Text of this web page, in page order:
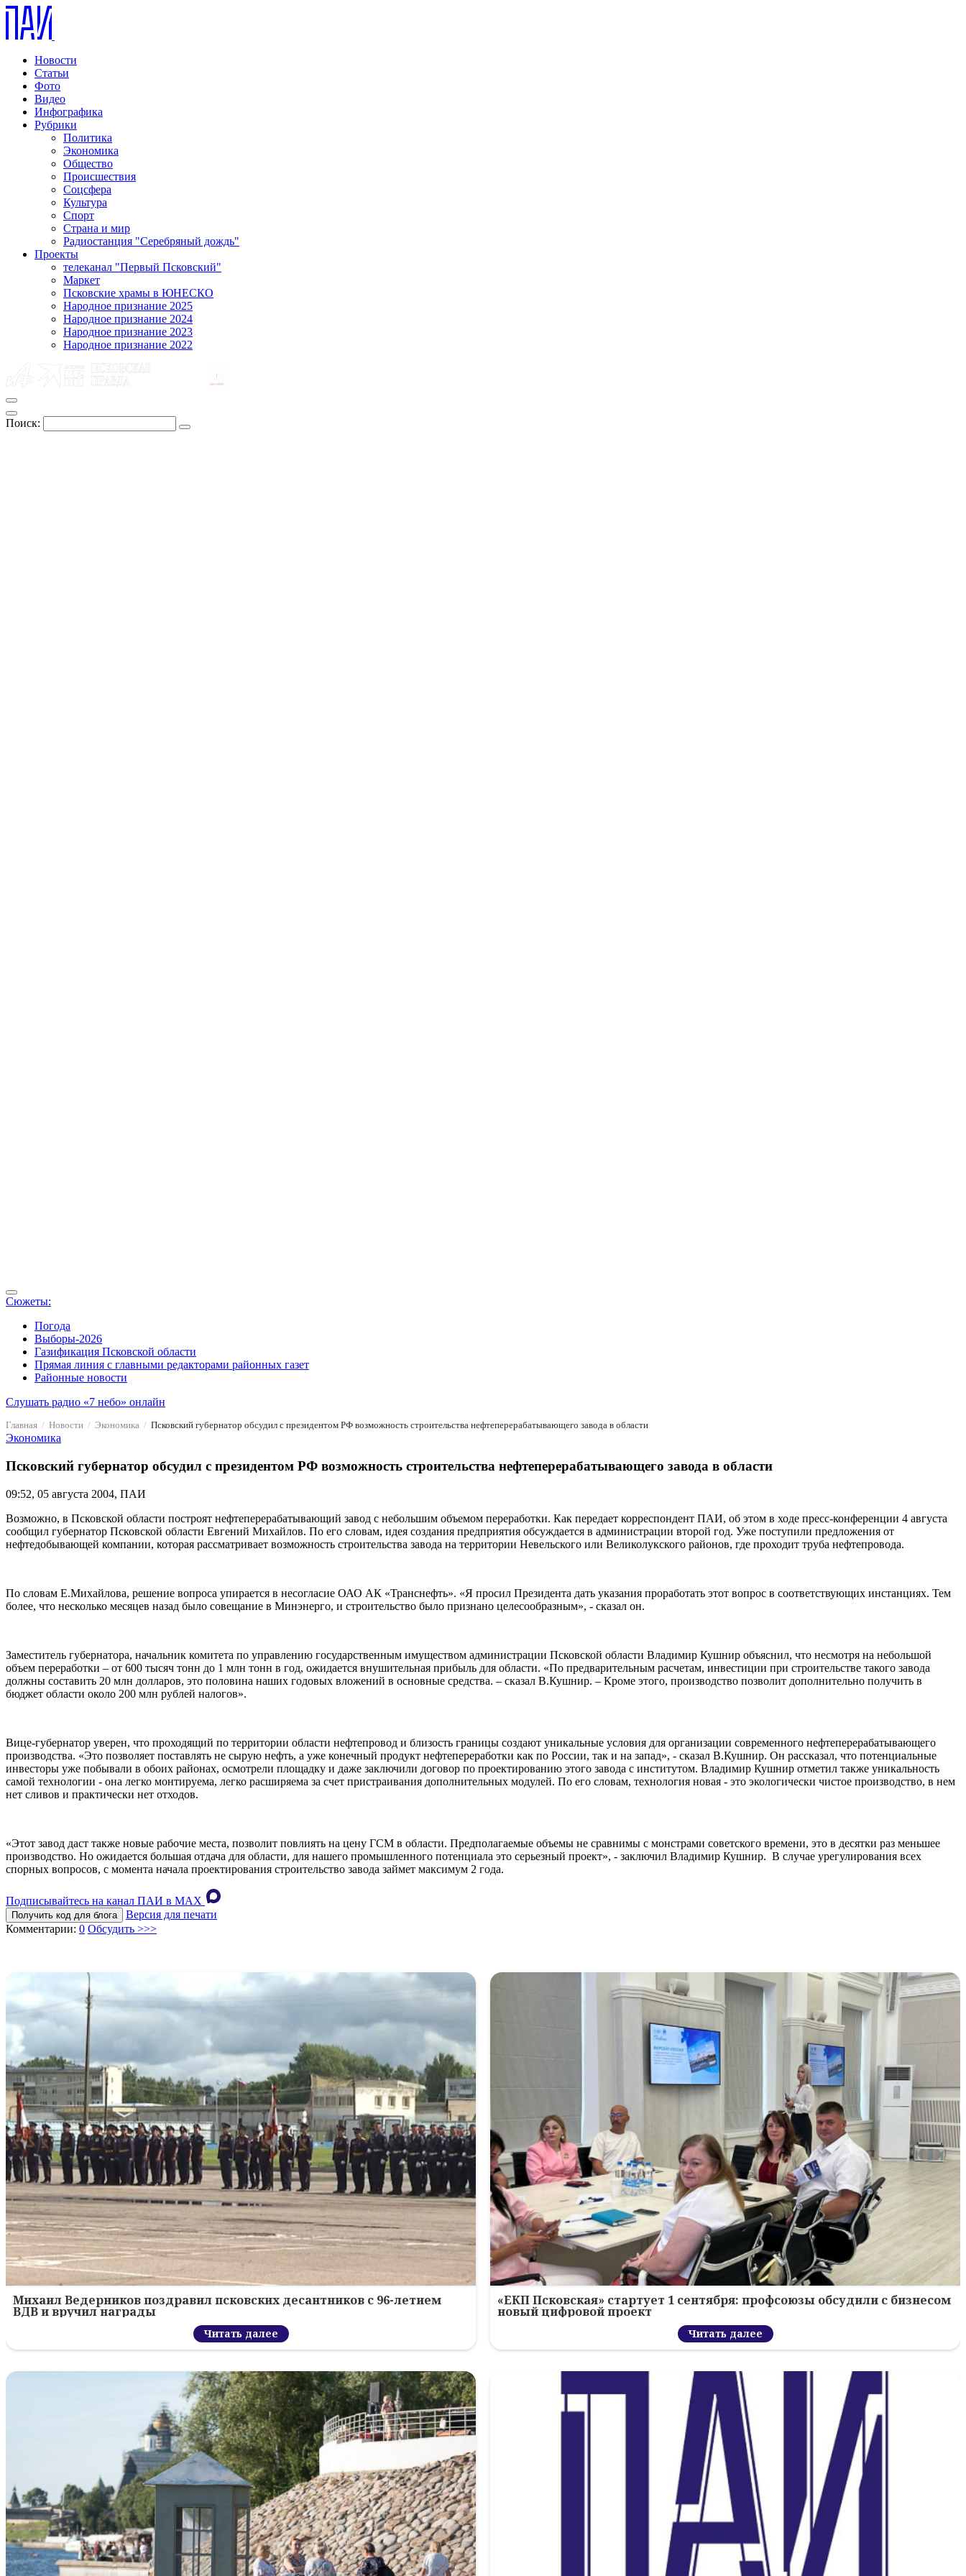
Новости
Статьи
Фото
Видео
Инфографика
Рубрики
Политика
Экономика
Общество
Происшествия
Соцсфера
Культура
Спорт
Страна и мир
Радиостанция "Серебряный дождь"
Проекты
телеканал "Первый Псковский"
Маркет
Псковские храмы в ЮНЕСКО
Народное признание 2025
Народное признание 2024
Народное признание 2023
Народное признание 2022
Поиск:
Сюжеты:
Погода
Выборы-2026
Газификация Псковской области
Прямая линия с главными редакторами районных газет
Районные новости
Слушать радио «7 небо» онлайн
Главная Новости Экономика Псковский губернатор обсудил с президентом РФ возможность строительства нефтеперерабатывающего завода в области
Экономика
Псковский губернатор обсудил с президентом РФ возможность строительства нефтеперерабатывающего завода в области
09:52, 05 августа 2004, ПАИ
Возможно, в Псковской области построят нефтеперерабатывающий завод с небольшим объемом переработки. Как передает корреспондент ПАИ, об этом в ходе пресс-конференции 4 августа
сообщил губернатор Псковской области Евгений Михайлов. По его словам, идея создания предприятия обсуждается в администрации второй год. Уже поступили предложения от
нефтедобывающей компании, которая рассматривает возможность строительства завода на территории Невельского или Великолукского районов, где проходит труба нефтепровода.
По словам Е.Михайлова, решение вопроса упирается в несогласие ОАО АК «Транснефть». «Я просил Президента дать указания проработать этот вопрос в соответствующих инстанциях. Тем
более, что несколько месяцев назад было совещание в Минэнерго, и строительство было признано целесообразным», - сказал он.
Заместитель губернатора, начальник комитета по управлению государственным имуществом администрации Псковской области Владимир Кушнир объяснил, что несмотря на небольшой
объем переработки – от 600 тысяч тонн до 1 млн тонн в год, ожидается внушительная прибыль для области. «По предварительным расчетам, инвестиции при строительстве такого завода
должны составить 20 млн долларов, это половина наших годовых вложений в основные средства. – сказал В.Кушнир. – Кроме этого, производство позволит дополнительно получить в
бюджет области около 200 млн рублей налогов».
Вице-губернатор уверен, что проходящий по территории области нефтепровод и близость границы создают уникальные условия для организации современного нефтеперерабатывающего
производства. «Это позволяет поставлять не сырую нефть, а уже конечный продукт нефтепереработки как по России, так и на запад», - сказал В.Кушнир. Он рассказал, что потенциальные
инвесторы уже побывали в обоих районах, осмотрели площадку и даже заключили договор по проектированию этого завода с институтом. Владимир Кушнир отметил также уникальность
самой технологии - она легко монтируема, легко расширяема за счет пристраивания дополнительных модулей. По его словам, технология новая - это экологически чистое производство, в нем
нет сливов и практически нет отходов.
«Этот завод даст также новые рабочие места, позволит повлиять на цену ГСМ в области. Предполагаемые объемы не сравнимы с монстрами советского времени, это в десятки раз меньшее
производство. Но ожидается большая отдача для области, для нашего промышленного потенциала это серьезный проект», - заключил Владимир Кушнир. В случае урегулирования всех
спорных вопросов, с момента начала проектирования строительство завода займет максимум 2 года.
Подписывайтесь на канал ПАИ в MAХ
Получить код для блога
Версия для печати
Комментарии: 0 Обсудить >>>
Михаил Ведерников поздравил псковских десантников с 96-летием
ВДВ и вручил награды
Читать далее
«ЕКП Псковская» стартует 1 сентября: профсоюзы обсудили с бизнесом
новый цифровой проект
Читать далее